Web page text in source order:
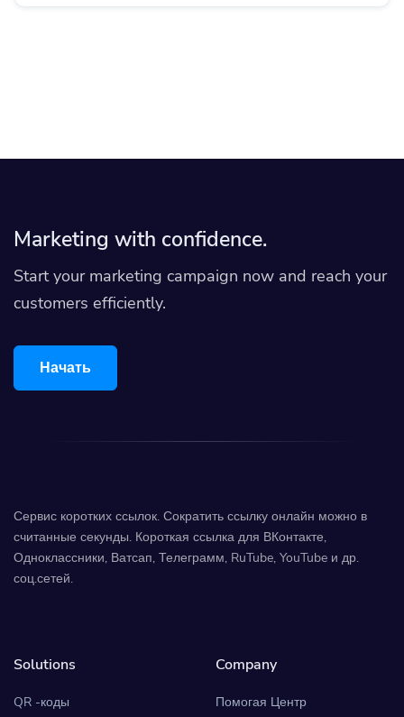
Marketing with confidence.
Start your marketing campaign now and reach your
customers efficiently.
Начать
Сервис коротких ссылок. Сократить ссылку онлайн можно в
считанные секунды. Короткая ссылка для ВКонтакте,
Одноклассники, Ватсап, Телеграмм, RuTube, YouTube и др.
соц.сетей.
Solutions
QR -коды
Company
Помогая Центр